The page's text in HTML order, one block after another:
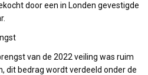
door een in Londen gevestigde
van de 2022 veiling was ruim
dit bedrag wordt verdeeld onder de